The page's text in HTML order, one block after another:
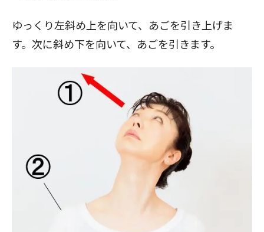
ゆっくり左斜め上を向いて、あごを引き上げま
す。次に斜め下を向いて、あごを引きます。